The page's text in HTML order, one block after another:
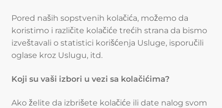
Pored naših sopstvenih kolačića, možemo da
koristimo i različite kolačiće trećih strana da bismo
izveštavali o statistici korišćenja Usluge, isporučili
oglase kroz Uslugu, itd.
Koji su vaši izbori u vezi sa kolačićima?
Ako želite da izbrišete kolačiće ili date nalog svom